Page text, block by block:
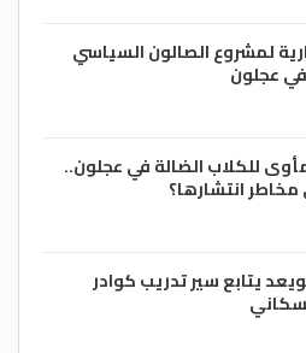
لمشروع الصالون السياسي
عجلون
للكلاب الضالة في عجلون..
انتشارها؟
يتابع سير تدريب كوادر